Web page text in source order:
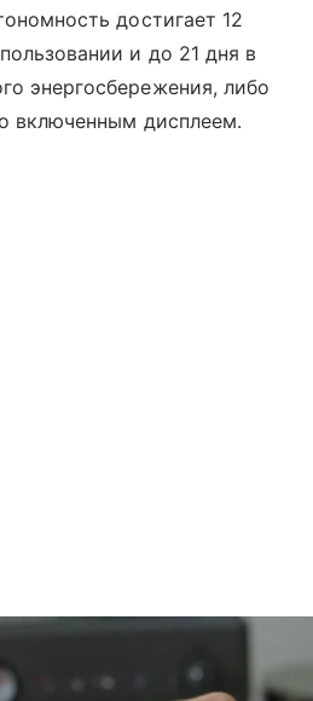
достигает 12
и до 21 дня в
энергосбережения, либо
включенным дисплеем.